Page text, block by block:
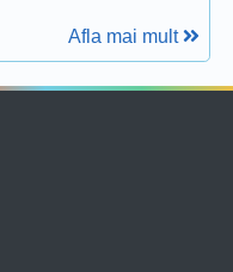
Afla mai mult